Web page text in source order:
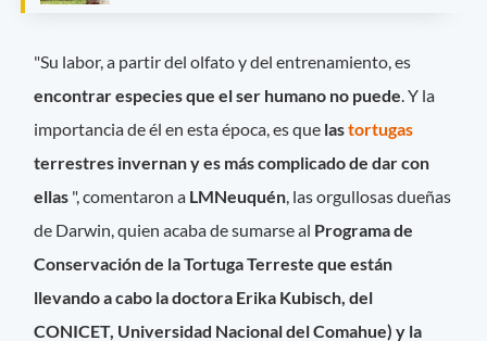
"Su labor, a partir del olfato y del entrenamiento, es
encontrar especies que el ser humano no puede. Y la
importancia de él en esta época, es que lastortugas
terrestres invernan y es más complicado de dar con
ellas ", comentaron a LMNeuquén, las orgullosas dueñas
de Darwin, quien acaba de sumarse al Programa de
Conservación de la Tortuga Terreste que están
llevando a cabo la doctora Erika Kubisch, del
CONICET, Universidad Nacional del Comahue) y la